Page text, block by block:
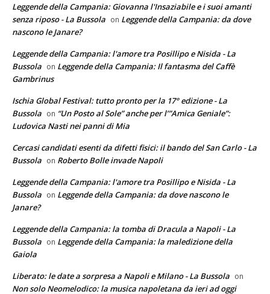
Leggende della Campania: Giovanna l'Insaziabile e i suoi amanti
senza riposo - La Bussola on Leggende della Campania: da dove
nascono le Janare?
Leggende della Campania: l'amore tra Posillipo e Nisida - La
Bussola on Leggende della Campania: Il fantasma del Caffè
Gambrinus
Ischia Global Festival: tutto pronto per la 17° edizione - La
Bussola on “Un Posto al Sole” anche per l’”Amica Geniale”:
Ludovica Nasti nei panni di Mia
Cercasi candidati esenti da difetti fisici: il bando del San Carlo - La
Bussola on Roberto Bolle invade Napoli
Leggende della Campania: l'amore tra Posillipo e Nisida - La
Bussola on Leggende della Campania: da dove nascono le
Janare?
Leggende della Campania: la tomba di Dracula a Napoli - La
Bussola on Leggende della Campania: la maledizione della
Gaiola
Liberato: le date a sorpresa a Napoli e Milano - La Bussola on
Non solo Neomelodico: la musica napoletana da ieri ad oggi